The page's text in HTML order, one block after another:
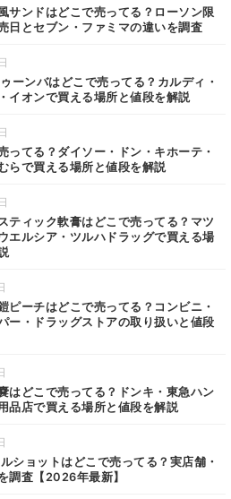
サンドはどこで売ってる？ローソン限
日とセブン・ファミマの違いを調査
ーンバはどこで売ってる？カルディ・
イオンで買える場所と値段を解説
ってる？ダイソー・ドン・キホーテ・
らで買える場所と値段を解説
ティック軟膏はどこで売ってる？マツ
エルシア・ツルハドラッグで買える場
ピーチはどこで売ってる？コンビニ・
ー・ドラッグストアの取り扱いと値段
はどこで売ってる？ドンキ・東急ハン
品店で買える場所と値段を解説
ショットはどこで売ってる？実店舗・
調査【2026年最新】